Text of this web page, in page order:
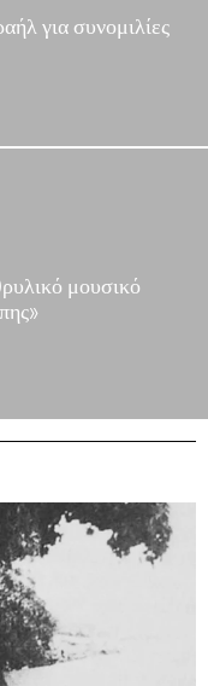
για συνομιλίες
μουσικό